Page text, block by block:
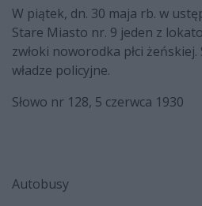
W piątek, dn. 30 maja rb. w
Stare Miasto nr. 9 jeden z
zwłoki noworodka płci żeńskiej.
władze policyjne.
Słowo nr 128, 5 czerwca 1930
Autobusy